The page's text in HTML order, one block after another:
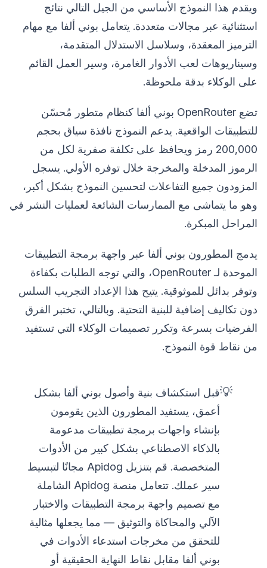
ويقدم هذا النموذج الأساسي من الجيل التالي نتائج
استثنائية عبر مجالات متعددة. يتعامل بوني ألفا مع مهام
الترميز المعقدة، وسلاسل الاستدلال المتقدمة،
وسيناريوهات لعب الأدوار الغامرة، وسير العمل القائم
على الوكلاء بدقة ملحوظة.
تضع OpenRouter بوني ألفا كنظام متطور مُحسّن
للتطبيقات الواقعية. يدعم النموذج نافذة سياق بحجم
200,000 رمز ويحافظ على تكلفة صفرية لكل من
الرموز المدخلة والمخرجة خلال توفره الأولي. يسجل
المزودون جميع التفاعلات لتحسين النموذج بشكل أكبر،
وهو ما يتماشى مع الممارسات الشائعة لعمليات النشر في
المراحل المبكرة.
يدمج المطورون بوني ألفا عبر واجهة برمجة التطبيقات
الموحدة لـ OpenRouter، والتي توجه الطلبات بكفاءة
وتوفر بدائل للموثوقية. يتيح هذا الإعداد التجريب السلس
دون تكاليف إضافية للبنية التحتية. وبالتالي، تختبر الفرق
الفرضيات بسرعة وتكرر تصميمات الوكلاء التي تستفيد
من نقاط قوة النموذج.
💡قبل استكشاف بنية وأصول بوني ألفا بشكل
أعمق، يستفيد المطورون الذين يقومون
بإنشاء واجهات برمجة تطبيقات مدعومة
بالذكاء الاصطناعي بشكل كبير من الأدوات
المتخصصة. قم بتنزيل Apidog مجانًا لتبسيط
سير عملك. تتعامل منصة Apidog الشاملة
مع تصميم واجهة برمجة التطبيقات والاختبار
الآلي والمحاكاة والتوثيق — مما يجعلها مثالية
للتحقق من مخرجات استدعاء الأدوات في
بوني ألفا مقابل نقاط النهاية الحقيقية أو